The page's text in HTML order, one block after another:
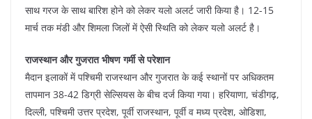
साथ गरज के साथ बारिश होने को लेकर यलो अलर्ट जारी किया है। 12-15
मार्च तक मंडी और शिमला जिलों में ऐसी स्थिति को लेकर यलो अलर्ट है।
राजस्थान और गुजरात भीषण गर्मी से परेशान
मैदान इलाकों में पश्चिमी राजस्थान और गुजरात के कई स्थानों पर अधिकतम
तापमान 38-42 डिग्री सेल्सियस के बीच दर्ज किया गया। हरियाणा, चंडीगढ़,
दिल्ली, पश्चिमी उत्तर प्रदेश, पूर्वी राजस्थान, पूर्वी व मध्य प्रदेश, ओडिशा,